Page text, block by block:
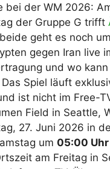
bei der WM 2026:
der Gruppe G trifft
geht es noch
gegen Iran live
und wo
Spiel läuft
ist nicht im Free-
Field in Seattle,
27. Juni 2026 in
um 05:00 Uhr
am Freitag in